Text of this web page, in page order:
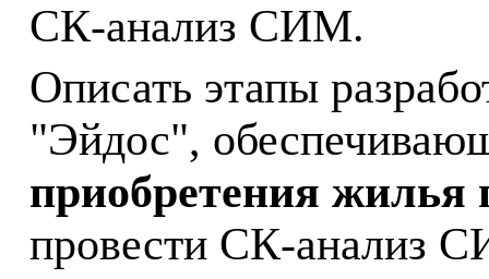
СК-анализ СИМ.
Описать этапы
"Эйдос",
приобретения жилья
провести СК-анализ